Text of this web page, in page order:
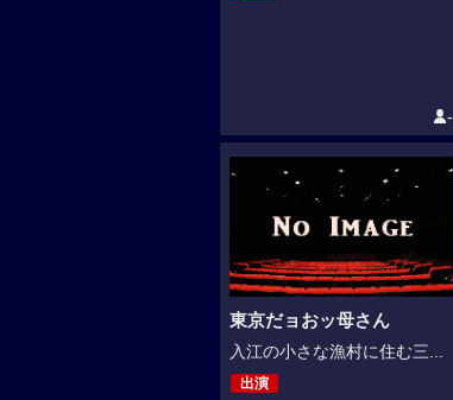
-
東京だョおッ母さん
入江の小さな漁村に住む三...
出演